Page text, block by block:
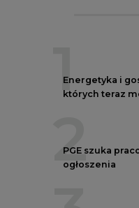
1
Energetyka i
których teraz
2
PGE szuka
ogłoszenia